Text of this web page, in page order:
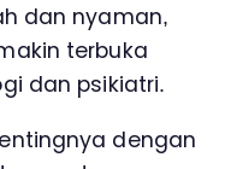
dan nyaman,
terbuka
dan psikiatri.
dengan